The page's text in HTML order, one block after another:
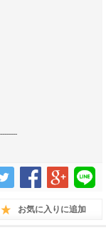
お気に入りに追加